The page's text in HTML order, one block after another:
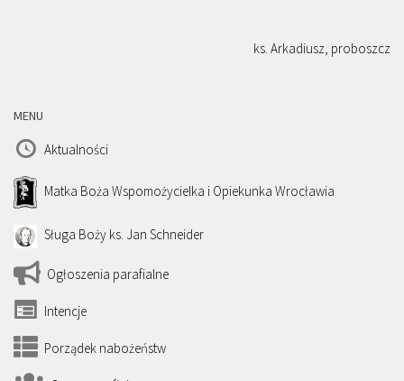
ks. Arkadiusz, proboszcz
MENU
Aktualności
Matka Boża Wspomożycielka i Opiekunka Wrocławia
Sługa Boży ks. Jan Schneider
Ogłoszenia parafialne
Intencje
Porządek nabożeństw